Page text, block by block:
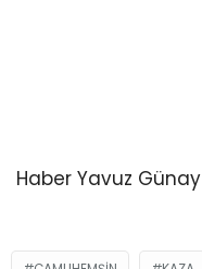
Haber Yavuz Günay